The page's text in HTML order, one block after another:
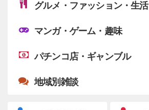
グルメ・ファッション・生活
マンガ・ゲーム・趣味
パチンコ店・ギャンブル
地域別雑談